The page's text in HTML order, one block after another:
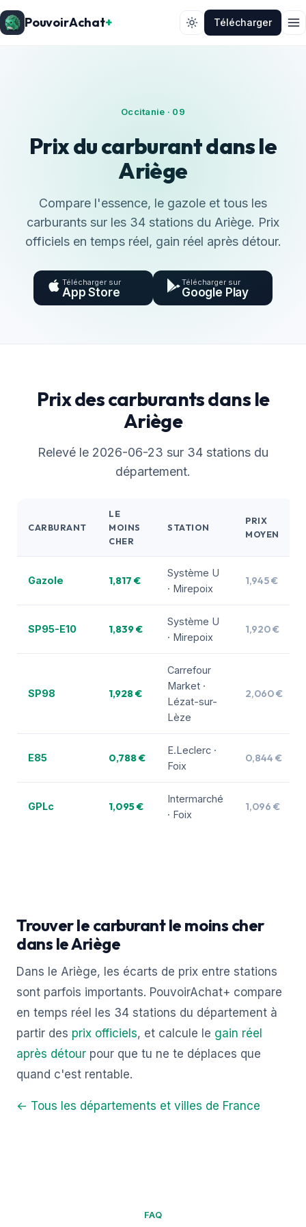
PouvoirAchat+ Télécharger
Occitanie · 09
Prix du carburant dans le
Ariège
Compare l'essence, le gazole et tous les
carburants sur les 34 stations du Ariège. Prix
officiels en temps réel, gain réel après détour.
Télécharger sur
App Store
Télécharger sur
Google Play
Prix des carburants dans le
Ariège
Relevé le 2026-06-23 sur 34 stations du
département.
CARBURANT
LE
MOINS
CHER
STATION
PRIX
MOYEN
Gazole 1,817 €
Système U
· Mirepoix
1,945 €
SP95-E10 1,839 €
Système U
· Mirepoix
1,920 €
SP98 1,928 €
Carrefour
Market ·
Lézat-sur-
Lèze
2,060 €
E85 0,788 €
E.Leclerc ·
Foix
0,844 €
GPLc 1,095 €
Intermarché
· Foix
1,096 €
Trouver le carburant le moins cher
dans le Ariège
Dans le Ariège, les écarts de prix entre stations
sont parfois importants. PouvoirAchat+ compare
en temps réel les 34 stations du département à
partir des prix officiels, et calcule le gain réel
après détour pour que tu ne te déplaces que
quand c'est rentable.
← Tous les départements et villes de France
FAQ